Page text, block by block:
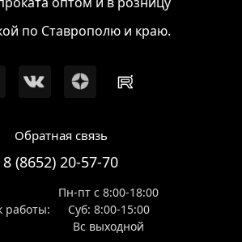
по Ставрополю и краю.
Обратная связь
8 (8652) 20-57-70
работы:
Пн-пт с 8:00-18:00
Суб: 8:00-15:00
Вс выходной